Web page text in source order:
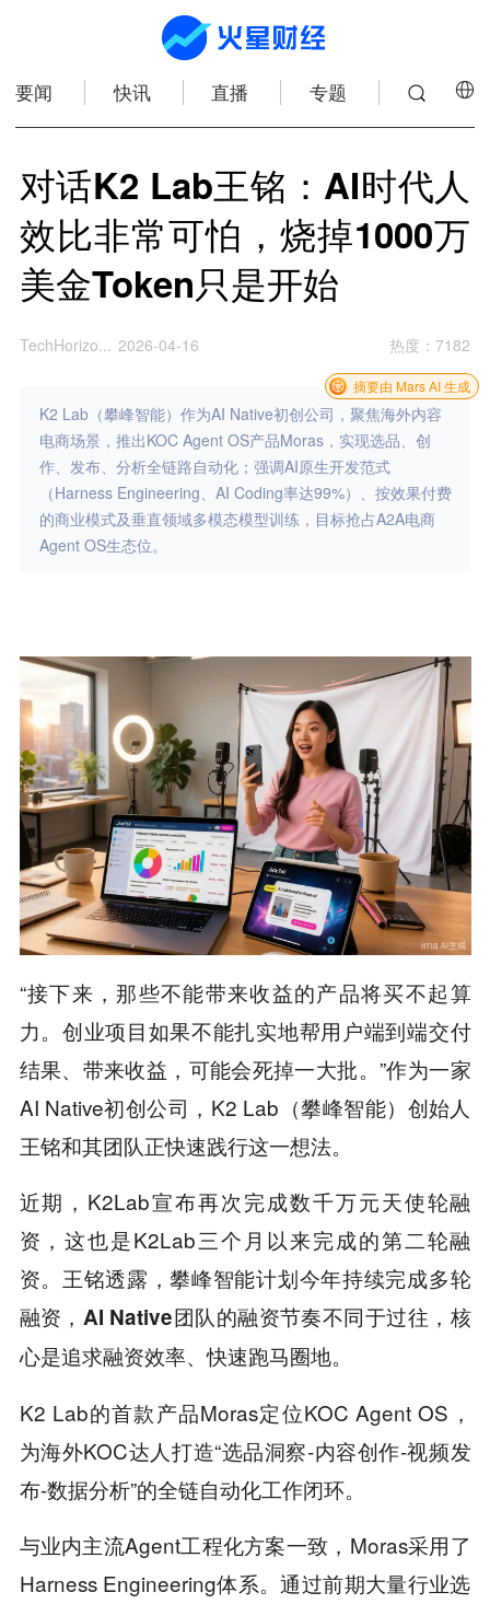
要闻 快讯 直播 专题
对话K2 Lab王铭：AI时代人
效比非常可怕，烧掉1000万
美金Token只是开始
TechHorizo... 2026-04-16 热度 ：7182
K2 Lab（攀峰智能）作为AI Native初创公司，聚焦海外内容
电商场景，推出KOC Agent OS产品Moras，实现选品、创
作、发布、分析全链路自动化；强调AI原生开发范式
（Harness Engineering、AI Coding率达99%）、按效果付费
的商业模式及垂直领域多模态模型训练，目标抢占A2A电商
Agent OS生态位。
摘要由 Mars AI 生成
“接下来，那些不能带来收益的产品将买不起算
力。创业项目如果不能扎实地帮用户端到端交付
结果、带来收益，可能会死掉一大批。”作为一家
AI Native初创公司，K2 Lab（攀峰智能）创始人
王铭和其团队正快速践行这一想法。
近期，K2Lab宣布再次完成数千万元天使轮融
资，这也是K2Lab三个月以来完成的第二轮融
资。王铭透露，攀峰智能计划今年持续完成多轮
融资， AI Native团队的融资节奏不同于过往，核
心是追求融资效率、快速跑马圈地。
K2 Lab的首款产品Moras定位KOC Agent OS，
为海外KOC达人打造“选品洞察-内容创作-视频发
布-数据分析”的全链自动化工作闭环。
与业内主流Agent工程化方案一致，Moras采用了
Harness Engineering体系。通过前期大量行业选